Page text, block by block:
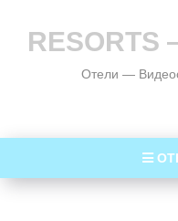
RESORTS
Отели —